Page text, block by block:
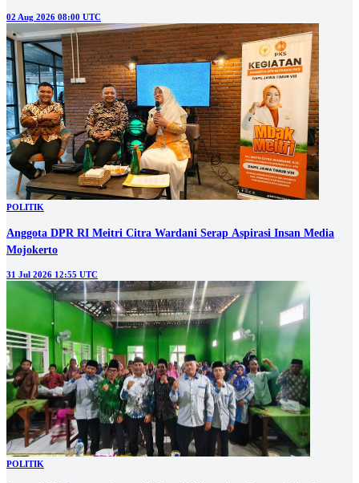
02 Aug 2026 08:00 UTC
POLITIK
Anggota DPR RI Meitri Citra Wardani Serap Aspirasi Insan Media
Mojokerto
31 Jul 2026 12:55 UTC
POLITIK